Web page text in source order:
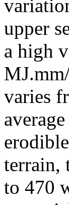
upper
a high
varies
terrain,
to 470